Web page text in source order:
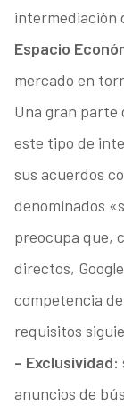
intermediación
Espacio
mercado en
Una gran parte
este tipo de
sus acuerdos
denominados
preocupa que,
directos,
competencia
requisitos
– Exclusividad:
anuncios de